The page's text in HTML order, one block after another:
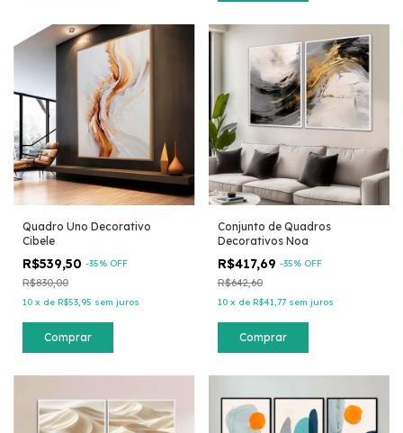
Quadro Uno Decorativo
Cibele
R$539,50 -35% OFF
R$830,00
10 x de R$53,95 sem juros
Comprar
Conjunto de Quadros
Decorativos Noa
R$417,69 -35% OFF
R$642,60
10 x de R$41,77 sem juros
Comprar